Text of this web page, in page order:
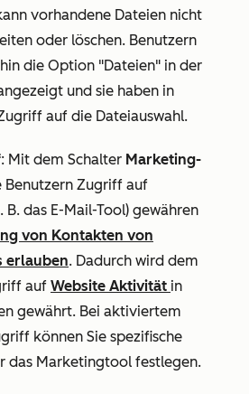
vorhandene Dateien nicht
oder löschen. Benutzern
die Option "Dateien" in der
und sie haben in
auf die Dateiauswahl.
: Mit dem Schalter Marketing-
Benutzern Zugriff auf
B. das E-Mail-Tool) gewähren
von Kontakten von
erlauben. Dadurch wird dem
auf Website Aktivität in
gewährt. Bei aktiviertem
können Sie spezifische
das Marketingtool festlegen.